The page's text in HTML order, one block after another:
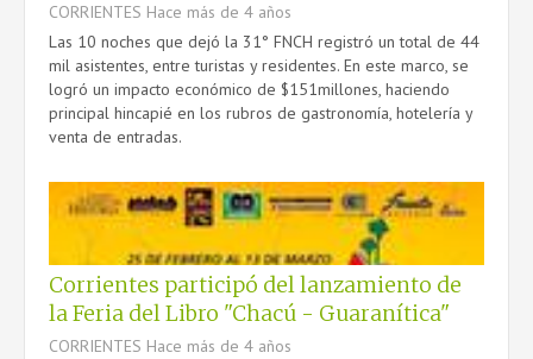
CORRIENTES Hace más de 4 años
Las 10 noches que dejó la 31° FNCH registró un total de 44
mil asistentes, entre turistas y residentes. En este marco, se
logró un impacto económico de $151millones, haciendo
principal hincapié en los rubros de gastronomía, hotelería y
venta de entradas.
Corrientes participó del lanzamiento de
la Feria del Libro "Chacú - Guaranítica"
CORRIENTES Hace más de 4 años